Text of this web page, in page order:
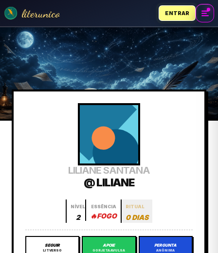
literunico ENTRAR
LILIANE SANTANA
@ LILIANE
NÍVEL
2
ESSÊNCIA
🔥FOGO
RITUAL
0 DIAS
SEGUIR
LITVERSO
APOIE
GORJETA AVULSA
PERGUNTA
ANÔNIMA